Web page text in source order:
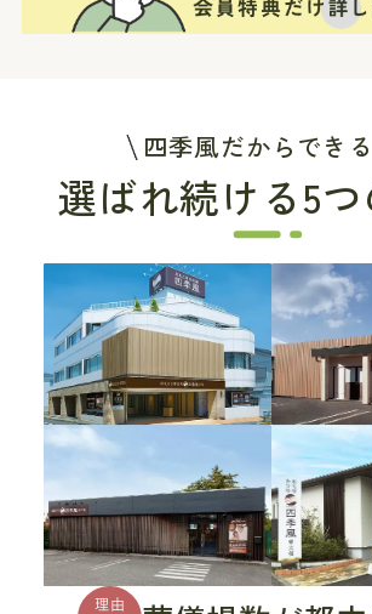
四季風だからできる
選ばれ続ける5
理由